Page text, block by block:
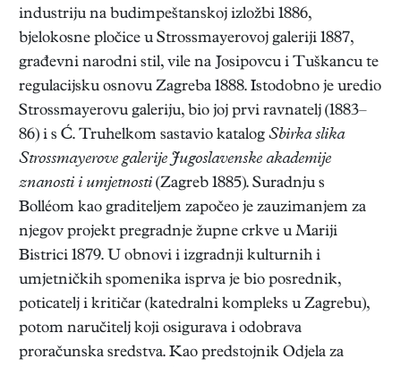
industriju na budimpeštanskoj izložbi 1886,
bjelokosne pločice u Strossmayerovoj galeriji 1887,
građevni narodni stil, vile na Josipovcu i Tuškancu te
regulacijsku osnovu Zagreba 1888. Istodobno je uredio
Strossmayerovu galeriju, bio joj prvi ravnatelj (1883–
86) i s Ć. Truhelkom sastavio katalog Sbirka slika
Strossmayerove galerije Jugoslavenske akademije
znanosti i umjetnosti (Zagreb 1885). Suradnju s
Bolléom kao graditeljem započeo je zauzimanjem za
njegov projekt pregradnje župne crkve u Mariji
Bistrici 1879. U obnovi i izgradnji kulturnih i
umjetničkih spomenika isprva je bio posrednik,
poticatelj i kritičar (katedralni kompleks u Zagrebu),
potom naručitelj koji osigurava i odobrava
proračunska sredstva. Kao predstojnik Odjela za